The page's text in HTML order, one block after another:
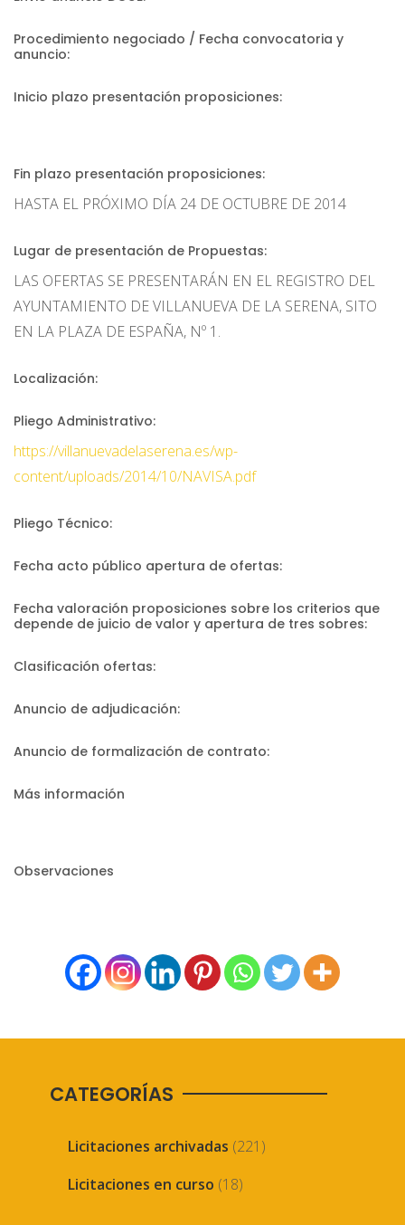
Procedimiento negociado / Fecha convocatoria y
anuncio:
Inicio plazo presentación proposiciones:
Fin plazo presentación proposiciones:
HASTA EL PRÓXIMO DÍA 24 DE OCTUBRE DE 2014
Lugar de presentación de Propuestas:
LAS OFERTAS SE PRESENTARÁN EN EL REGISTRO DEL
AYUNTAMIENTO DE VILLANUEVA DE LA SERENA, SITO
EN LA PLAZA DE ESPAÑA, Nº 1.
Localización:
Pliego Administrativo:
https://villanuevadelaserena.es/wp-
content/uploads/2014/10/NAVISA.pdf
Pliego Técnico:
Fecha acto público apertura de ofertas:
Fecha valoración proposiciones sobre los criterios que
depende de juicio de valor y apertura de tres sobres:
Clasificación ofertas:
Anuncio de adjudicación:
Anuncio de formalización de contrato:
Más información
Observaciones
CATEGORÍAS
Licitaciones archivadas (221)
Licitaciones en curso (18)